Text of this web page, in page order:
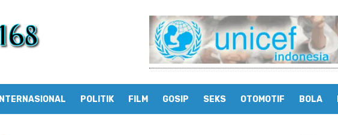
INTERNASIONAL POLITIK FILM GOSIP SEKS OTOMOTIF BOLA